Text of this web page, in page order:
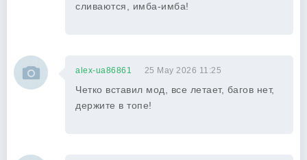
сливаются, имба-имба!
alex-ua86861 25 May 2026 11:25
Четко вставил мод, все летает, багов нет,
держите в топе!